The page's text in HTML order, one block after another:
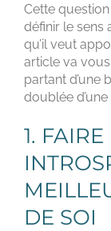
Cette
définir le sens
qu’il veut
article va
partant d’une
doublée
1.
DE SOI